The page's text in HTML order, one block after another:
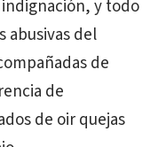
y todo
abusivas del
de
de
de oir quejas